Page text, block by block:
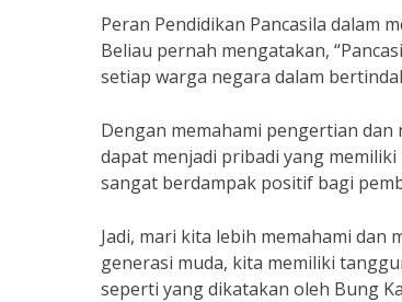
Peran Pendidikan Pancasila dalam
Beliau pernah mengatakan,
setiap warga negara dalam
Dengan memahami pengertian dan
dapat menjadi pribadi yang
sangat berdampak positif bagi
Jadi, mari kita lebih memahami dan
generasi muda, kita memiliki
seperti yang dikatakan oleh Bung